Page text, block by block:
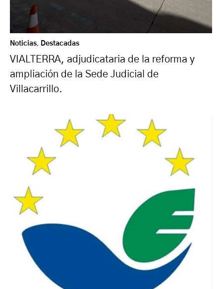
Noticias, Destacadas
VIALTERRA, adjudicataria de la reforma y
ampliación de la Sede Judicial de
Villacarrillo.